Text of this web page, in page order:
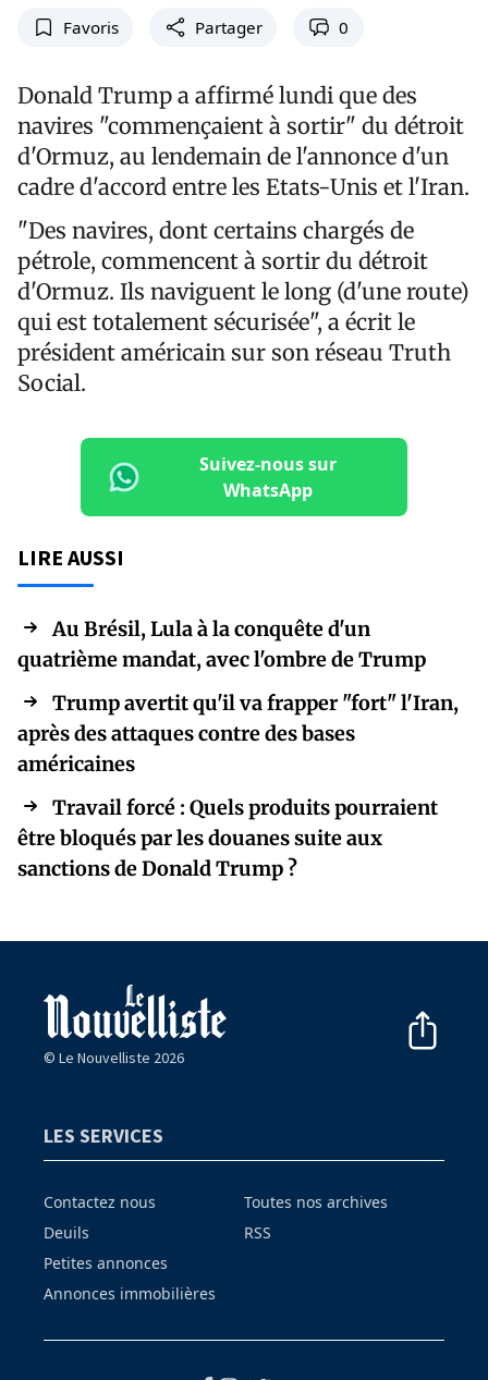
Favoris Partager 0
Donald Trump a affirmé lundi que des
navires "commençaient à sortir" du détroit
d'Ormuz, au lendemain de l'annonce d'un
cadre d'accord entre les Etats-Unis et l'Iran.
"Des navires, dont certains chargés de
pétrole, commencent à sortir du détroit
d'Ormuz. Ils naviguent le long (d'une route)
qui est totalement sécurisée", a écrit le
président américain sur son réseau Truth
Social.
Suivez-nous sur
WhatsApp
LIRE AUSSI
Au Brésil, Lula à la conquête d'un
quatrième mandat, avec l'ombre de Trump
Trump avertit qu'il va frapper "fort" l'Iran,
après des attaques contre des bases
américaines
Travail forcé : Quels produits pourraient
être bloqués par les douanes suite aux
sanctions de Donald Trump ?
© Le Nouvelliste 2026
LES SERVICES
Contactez nous
Deuils
Petites annonces
Annonces immobilières
Toutes nos archives
RSS